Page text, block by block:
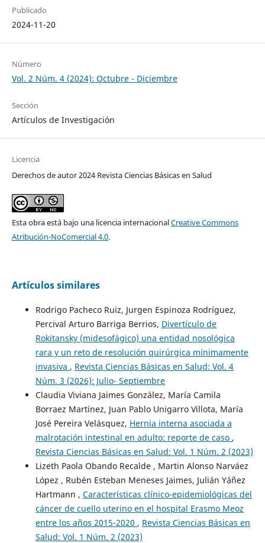
Publicado
2024-11-20
Número
Vol. 2 Núm. 4 (2024): Octubre - Diciembre
Sección
Artículos de Investigación
Licencia
Derechos de autor 2024 Revista Ciencias Básicas en Salud
Esta obra está bajo una licencia internacionalCreative Commons
Atribución-NoComercial 4.0.
Artículos similares
Rodrigo Pacheco Ruiz, Jurgen Espinoza Rodríguez,
Percival Arturo Barriga Berrios, Divertículo de
Rokitansky (midesofágico) una entidad nosológica
rara y un reto de resolución quirúrgica mínimamente
invasiva , Revista Ciencias Básicas en Salud: Vol. 4
Núm. 3 (2026): Julio- Septiembre
Claudia Viviana Jaimes González, María Camila
Borraez Martínez, Juan Pablo Unigarro Villota, María
José Pereira Velásquez, Hernia interna asociada a
malrotación intestinal en adulto: reporte de caso ,
Revista Ciencias Básicas en Salud: Vol. 1 Núm. 2 (2023)
Lizeth Paola Obando Recalde , Martin Alonso Narváez
López , Rubén Esteban Meneses Jaimes, Julián Yáñez
Hartmann , Características clínico-epidemiológicas del
cáncer de cuello uterino en el hospital Erasmo Meoz
entre los años 2015-2020 , Revista Ciencias Básicas en
Salud: Vol. 1 Núm. 2 (2023)